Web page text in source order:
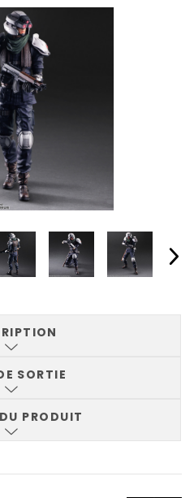
SORTIE
PRODUIT